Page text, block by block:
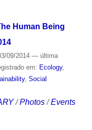
Human Being
09/2014 — última
em: Ecology,
, Social
/Photos /Events